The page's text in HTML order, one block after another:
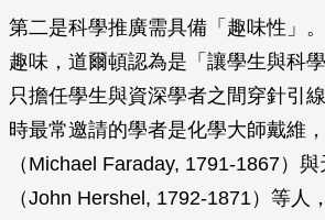
第二是科學推廣需具備「趣味性」
趣味，道爾頓認為是「讓學生與科
只擔任學生與資深學者之間穿針引
時最常邀請的學者是化學大師戴維
（Michael Faraday, 1791-1867）
（John Hershel, 1792-1871）等人